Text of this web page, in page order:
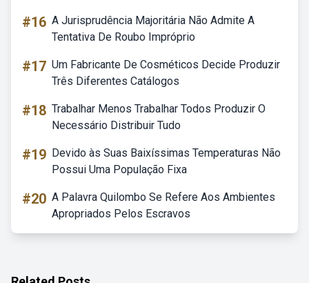
#16 A Jurisprudência Majoritária Não Admite A
Tentativa De Roubo Impróprio
#17 Um Fabricante De Cosméticos Decide Produzir
Três Diferentes Catálogos
#18 Trabalhar Menos Trabalhar Todos Produzir O
Necessário Distribuir Tudo
#19 Devido às Suas Baixíssimas Temperaturas Não
Possui Uma População Fixa
#20 A Palavra Quilombo Se Refere Aos Ambientes
Apropriados Pelos Escravos